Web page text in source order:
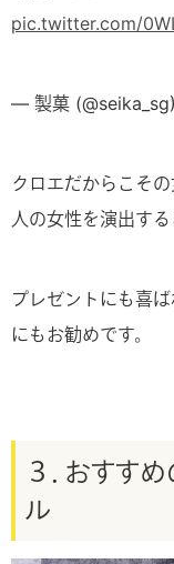
pic.twitter.com/
— 製菓 (@seika_sg)
クロエだからこそ
人の女性を演出する
プレゼントにも喜
にもお勧めです。
３．おすす
ル